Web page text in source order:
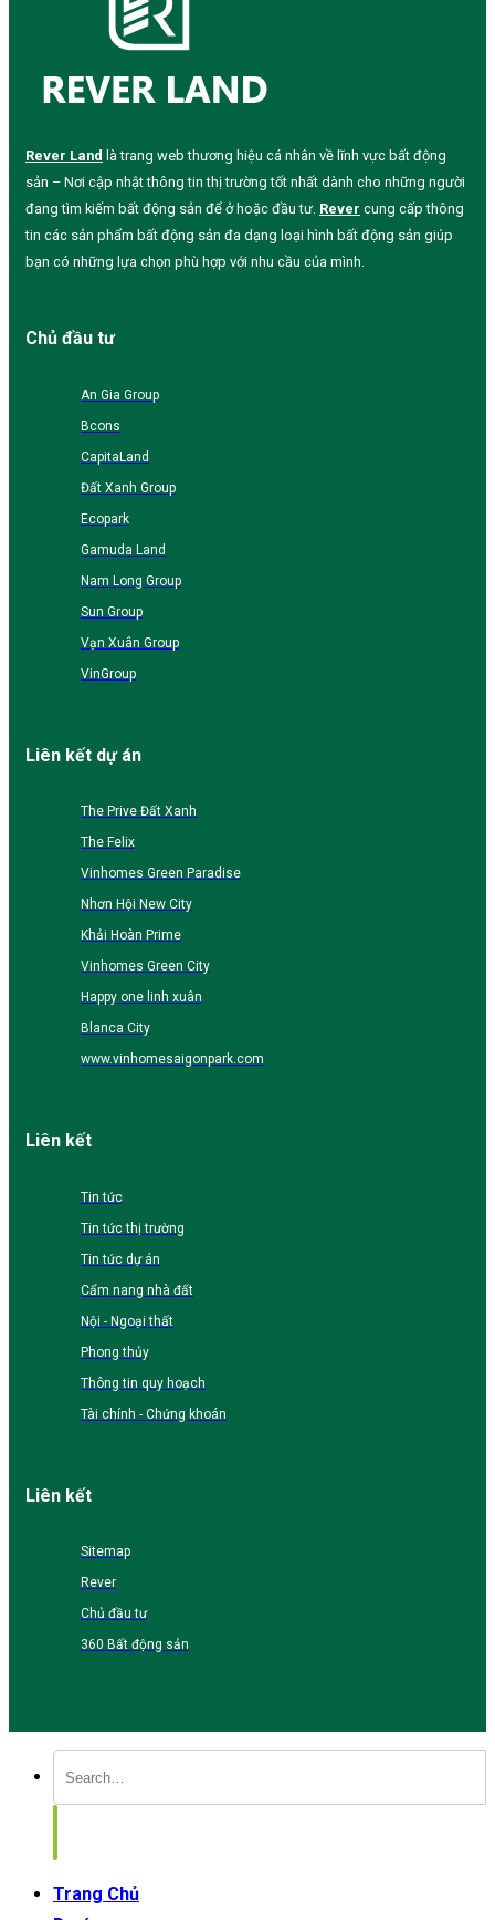
Rever Land là trang web thương hiệu cá nhân về lĩnh vực bất động
sản – Nơi cập nhật thông tin thị trường tốt nhất dành cho những người
đang tìm kiếm bất động sản để ở hoặc đầu tư. Rever cung cấp thông
tin các sản phẩm bất động sản đa dạng loại hình bất động sản giúp
bạn có những lựa chọn phù hợp với nhu cầu của mình.
Chủ đầu tư
An Gia Group
Bcons
CapitaLand
Đất Xanh Group
Ecopark
Gamuda Land
Nam Long Group
Sun Group
Vạn Xuân Group
VinGroup
Liên kết dự án
The Prive Đất Xanh
The Felix
Vinhomes Green Paradise
Nhơn Hội New City
Khải Hoàn Prime
Vinhomes Green City
Happy one linh xuân
Blanca City
www.vinhomesaigonpark.com
Liên kết
Tin tức
Tin tức thị trường
Tin tức dự án
Cẩm nang nhà đất
Nội - Ngoại thất
Phong thủy
Thông tin quy hoạch
Tài chính - Chứng khoán
Liên kết
Sitemap
Rever
Chủ đầu tư
360 Bất động sản
Trang Chủ